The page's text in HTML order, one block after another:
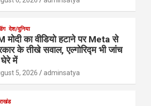
देश/दुनिया
मोदी का वीडियो हटाने पर Meta से
के तीखे सवाल, एल्गोरिद्म भी जांच
में
5, 2026 adminsatya